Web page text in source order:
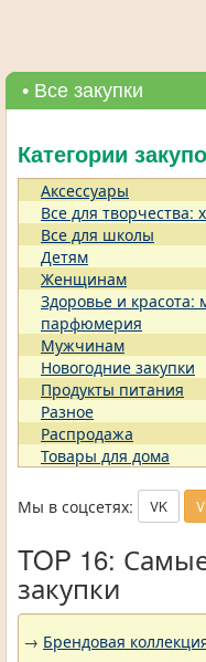
• Все закупки
Категории
Аксессуары
Все для творчества:
Все для школы
Детям
Женщинам
Здоровье и красота:
парфюмерия
Мужчинам
Новогодние закупки
Продукты питания
Разное
Распродажа
Товары для дома
Мы в соцсетях: VK
TOP 16:
закупки
→ Брендовая